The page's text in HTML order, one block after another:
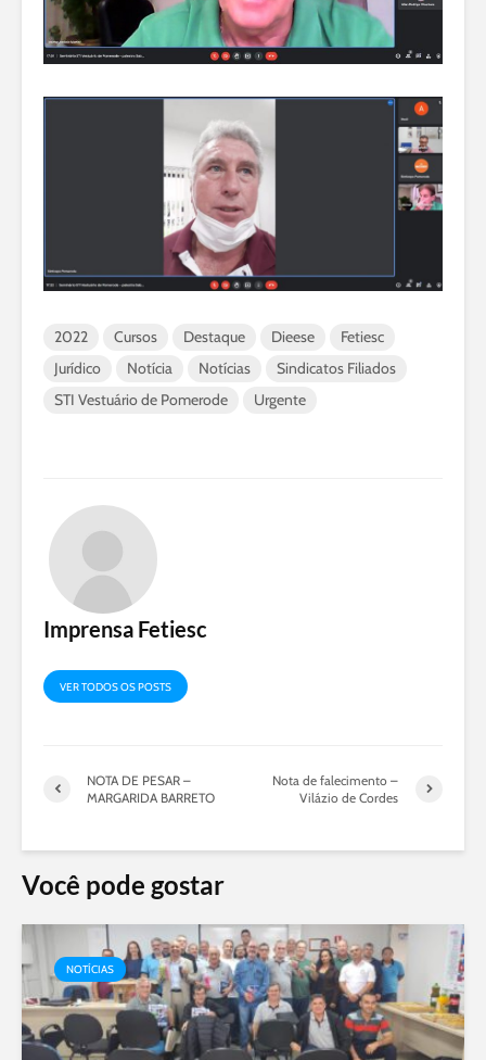
2022 Cursos Destaque Dieese
Fetiesc
Jurídico
Notícia Notícias
Sindicatos Filiados
STI Vestuário de Pomerode
Urgente
Imprensa Fetiesc
VER TODOS OS POSTS
NOTA DE PESAR –
MARGARIDA BARRETO
Nota de falecimento –
Vilázio de Cordes
Você pode gostar
NOTÍCIAS